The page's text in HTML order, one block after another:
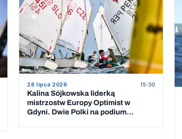
28 lipca 2026 15:30
Kalina Sójkowska liderką
mistrzostw Europy Optimist w
Gdyni. Dwie Polki na podium